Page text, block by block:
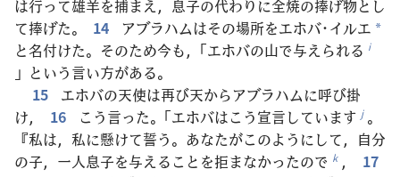
は行って雄羊を捕まえ，息子の代わりに全焼の捧げ物とし
て捧げた。
14 アブラハムはその場所をエホバ･イルエ *
と名付けた。そのため今も，「エホバの山で与えられる i
」という言い方がある。
15
エホバの天使は再び天からアブラハムに呼び掛
け，
16 こう言った。「エホバはこう宣言しています j 。
『私は，私に懸けて誓う。あなたがこのようにして，自分
の子，一人息子を与えることを拒まなかったので k ，
17